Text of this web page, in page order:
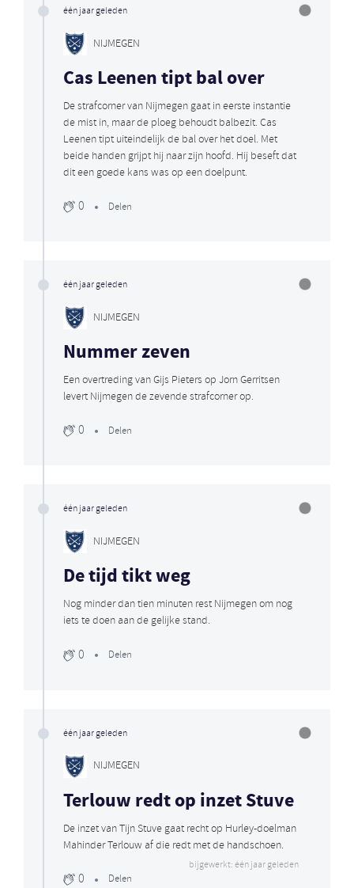
één jaar geleden
NIJMEGEN
Cas Leenen tipt bal over
De strafcorner van Nijmegen gaat in eerste instantie
de mist in, maar de ploeg behoudt balbezit. Cas
Leenen tipt uiteindelijk de bal over het doel. Met
beide handen grijpt hij naar zijn hoofd. Hij beseft dat
dit een goede kans was op een doelpunt.
0 Delen
één jaar geleden
NIJMEGEN
Nummer zeven
Een overtreding van Gijs Pieters op Jorn Gerritsen
levert Nijmegen de zevende strafcorner op.
0 Delen
één jaar geleden
NIJMEGEN
De tijd tikt weg
Nog minder dan tien minuten rest Nijmegen om nog
iets te doen aan de gelijke stand.
0 Delen
één jaar geleden
NIJMEGEN
Terlouw redt op inzet Stuve
De inzet van Tijn Stuve gaat recht op Hurley-doelman
Mahinder Terlouw af die redt met de handschoen.
bijgewerkt: één jaar geleden
0 Delen